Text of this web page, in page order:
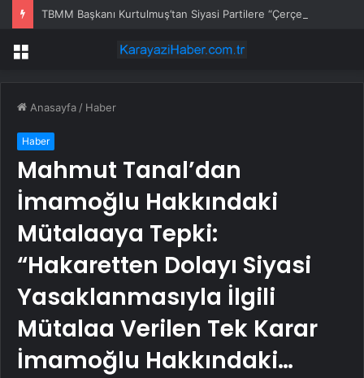
Menü
Anasayfa / Haber
Haber
Mahmut Tanal’dan
İmamoğlu Hakkındaki
Mütalaaya Tepki:
“Hakaretten Dolayı Siyasi
Yasaklanmasıyla İlgili
Mütalaa Verilen Tek Karar
İmamoğlu Hakkındaki…